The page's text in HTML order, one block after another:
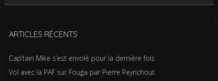
ARTICLES RÉCENTS
Cap’tain Mike s’est envolé pour la dernière fois
Vol avec la PAF sur Fouga par Pierre Peyrichout